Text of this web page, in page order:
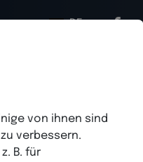
DE
von ihnen sind
verbessern.
B. für